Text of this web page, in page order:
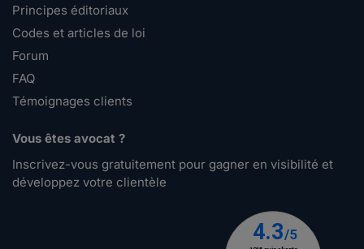
Principes éditoriaux
Codes et articles de loi
Forum
FAQ
Témoignages clients
Vous êtes avocat ?
Inscrivez-vous gratuitement pour gagner en visibilité et
développez votre clientèle